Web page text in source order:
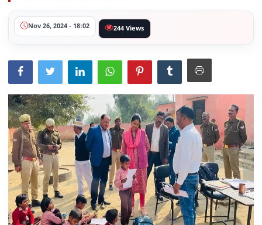
Gallery
Contacts
इतिहास
\
साहित्य
शिक्षा\रोजगार
संस्कृति\धर्म
मनोरंजन
Nov 26, 2024 - 18:02 244 Views